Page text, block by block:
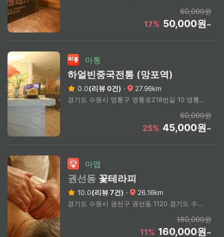
60,000원
17% 50,000원~
마통
하얼빈중국전통 (망포역)
0.0(리뷰 0건) · 27.96km
경기도 수원시 영통구 영통로218번길 10 영통동 975-3 4층
60,000원
25% 45,000원~
마맵
권선동 꽃테라피
10.0(리뷰 7건) · 26.16km
경기도 수원시 권선구 권선동 1120 경기도 수원시 팔달구 수원시청역 도보 3분 (상세주소 문의)
180,000원
11% 160,000원~